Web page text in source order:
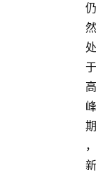
仍
然
处
于
高
峰
期
，
新